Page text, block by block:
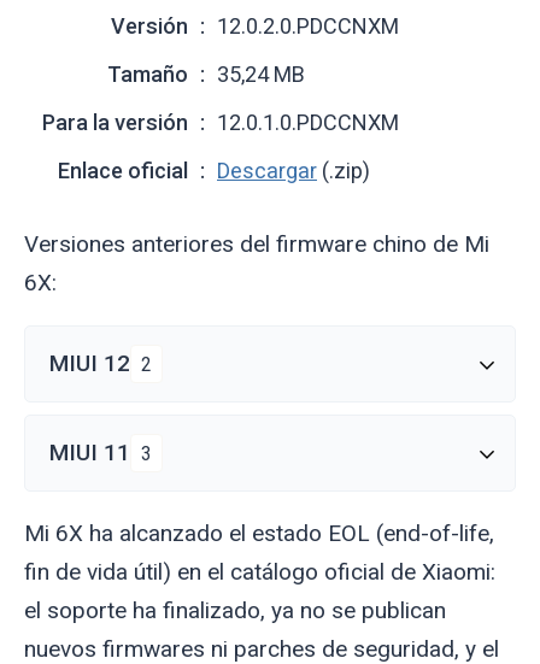
Versión
12.0.2.0.PDCCNXM
Tamaño
35,24 MB
Para la versión
12.0.1.0.PDCCNXM
Enlace oficial
Descargar (.zip)
Versiones anteriores del firmware chino de Mi
6X:
MIUI 12 2
MIUI 11 3
Mi 6X ha alcanzado el estado EOL (end-of-life,
fin de vida útil) en el catálogo oficial de Xiaomi:
el soporte ha finalizado, ya no se publican
nuevos firmwares ni parches de seguridad, y el